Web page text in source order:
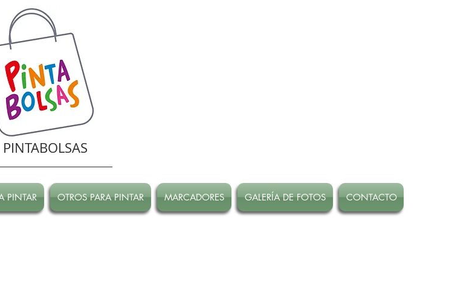
PINTABOLSAS
PINTAR OTROS PARA PINTAR MARCADORES GALERÍA DE FOTOS CONTACTO